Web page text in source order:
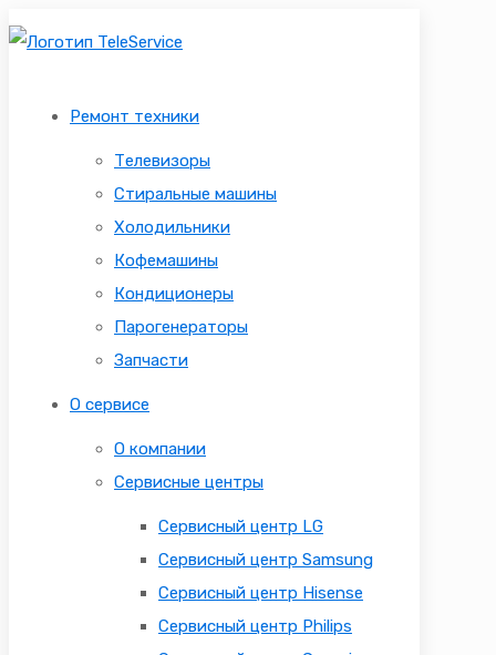
Ремонт техники
Телевизоры
Стиральные машины
Холодильники
Кофемашины
Кондиционеры
Парогенераторы
Запчасти
О сервисе
О компании
Сервисные центры
Сервисный центр LG
Сервисный центр Samsung
Сервисный центр Hisense
Сервисный центр Philips